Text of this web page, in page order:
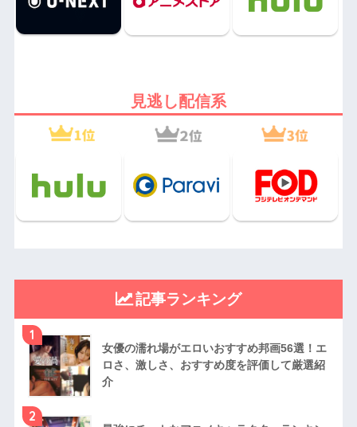
見逃し配信系
記事ランキング
1
女優の濡れ場がエロいおすすめ邦画56選！エ
ロさ、激しさ、おすすめ度を評価して厳選紹
介
2